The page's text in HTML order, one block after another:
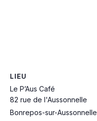
LIEU
Le P’Aus Café
82 rue de l'Aussonnelle
Bonrepos-sur-Aussonnelle